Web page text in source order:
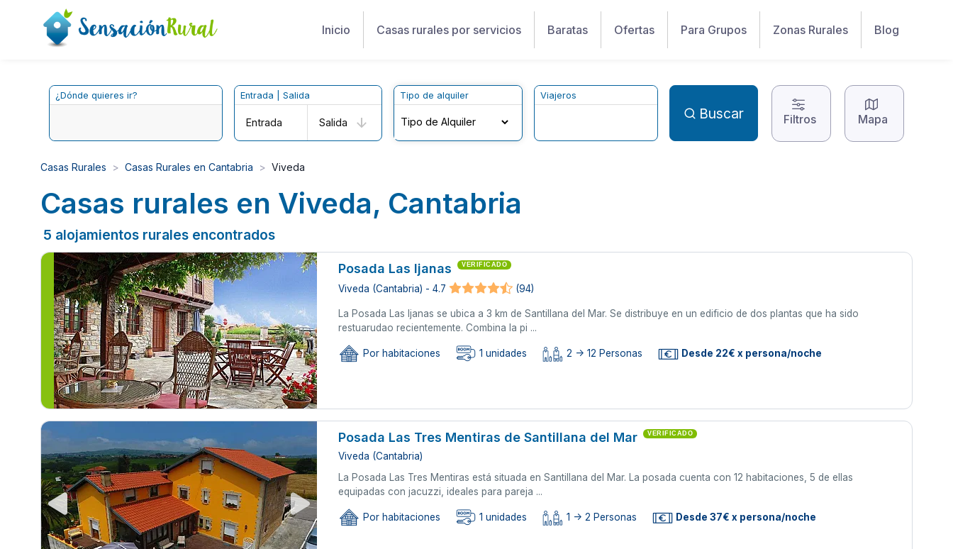
Inicio Casas rurales por servicios Baratas Ofertas Para Grupos Zonas Rurales Blog
¿Dónde quieres ir? Entrada | Salida
Entrada Salida
Tipo de alquiler Viajeros
Buscar Filtros Mapa
Casas Rurales Casas Rurales en Cantabria Viveda
Casas rurales en Viveda, Cantabria
5 alojamientos rurales encontrados
Posada Las Ijanas VERIFICADO
Viveda (Cantabria) - 4.7 (94)
La Posada Las Ijanas se ubica a 3 km de Santillana del Mar. Se distribuye en un edificio de dos plantas que ha sido
restuarudao recientemente. Combina la pi ...
Por habitaciones 1 unidades 2 -> 12 Personas Desde 22€ x persona/noche
Posada Las Tres Mentiras de Santillana del Mar VERIFICADO
Viveda (Cantabria)
La Posada Las Tres Mentiras está situada en Santillana del Mar. La posada cuenta con 12 habitaciones, 5 de ellas
equipadas con jacuzzi, ideales para pareja ...
Por habitaciones 1 unidades 1 -> 2 Personas Desde 37€ x persona/noche